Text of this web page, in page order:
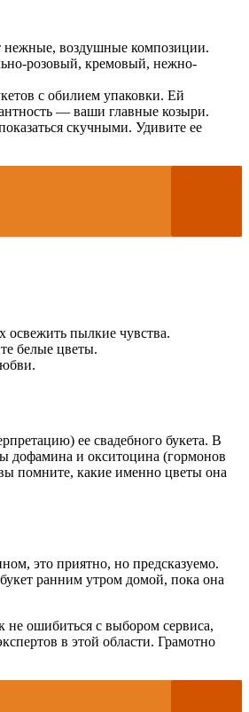
нежные, воздушные композиции.
розовый, кремовый, нежно-
с обилием упаковки. Ей
— ваши главные козыри.
скучными. Удивите ее
освежить пылкие чувства.
белые цветы.
ее свадебного букета. В
дофамина и окситоцина (гормонов
помните, какие именно цветы она
это приятно, но предсказуемо.
ранним утром домой, пока она
не ошибиться с выбором сервиса,
в этой области. Грамотно